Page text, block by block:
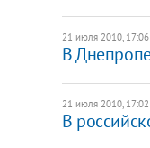
21 июля 2010, 17:06
В
21 июля 2010, 17:02
В